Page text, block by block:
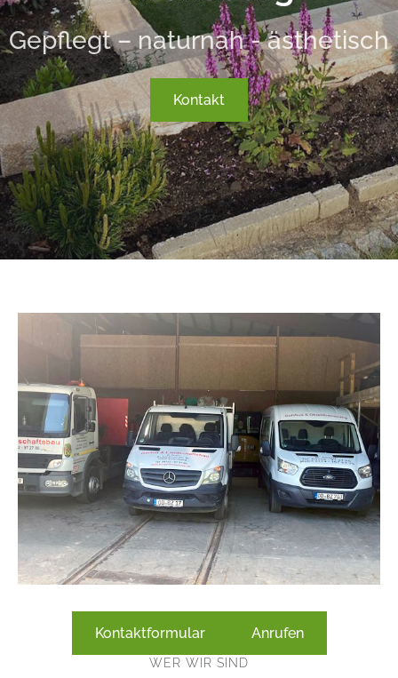
Gepflegt – naturnah - ästhetisch
Kontakt
Kontaktformular Anrufen
WER WIR SIND